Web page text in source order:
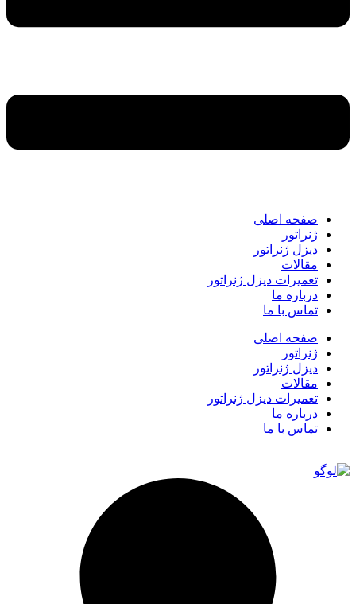
صفحه اصلی
ژنراتور
دیزل ژنراتور
مقالات
تعمیرات دیزل ژنراتور
درباره ما
تماس با ما
صفحه اصلی
ژنراتور
دیزل ژنراتور
مقالات
تعمیرات دیزل ژنراتور
درباره ما
تماس با ما